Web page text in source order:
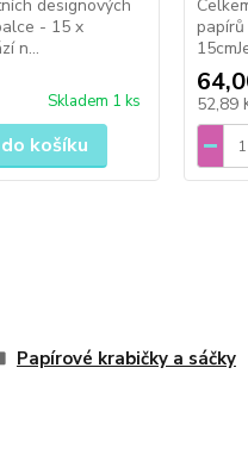
designových
- 15 x
n...
Skladem 1 ks
košíku
52,89
Papírové krabičky a sáčky